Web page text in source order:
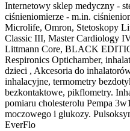
Internetowy sklep medyczny -
ciśnieniomierze - m.in.
Microlife, Omron, Stetoskopy
Classic III, Master Cardiology
Littmann Core, BLACK
Respironics Optichamber,
dzieci , Akcesoria do
inhalacyjne, termometry
bezkontaktowe, pikflometry.
pomiaru cholesterolu Pempa
moczowego i glukozy.
EverFlo